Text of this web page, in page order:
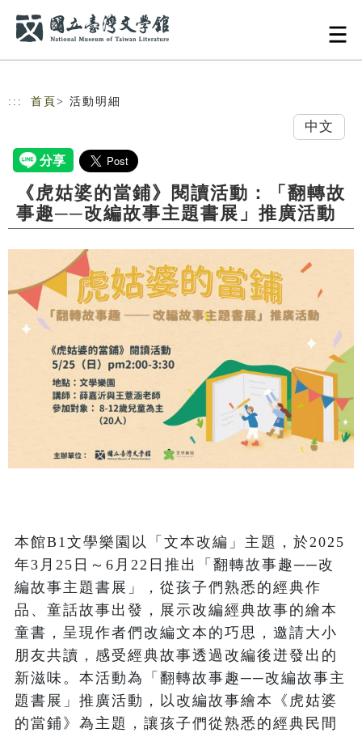
::: 首頁 > 活動明細
中文
《虎姑婆的當鋪》閱讀活動：「翻轉故
事趣──改編故事主題書展」推廣活動
本館B1文學樂園以「文本改編」主題，於2025
年3月25日～6月22日推出「翻轉故事趣──改
編故事主題書展」，從孩子們熟悉的經典作
品、童話故事出發，展示改編經典故事的繪本
童書，呈現作者們改編文本的巧思，邀請大小
朋友共讀，感受經典故事透過改編後迸發出的
新滋味。本活動為「翻轉故事趣──改編故事主
題書展」推廣活動，以改編故事繪本《虎姑婆
的當鋪》為主題，讓孩子們從熟悉的經典民間